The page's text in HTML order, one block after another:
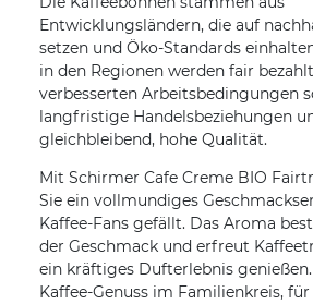
Entwicklungsländern, die auf
setzen und Öko-Standards
in den Regionen werden fair
verbesserten Arbeitsbedingungen
langfristige Handelsbeziehungen
gleichbleibend, hohe Qualität.
Mit Schirmer Cafe Creme BIO
Sie ein vollmundiges
Kaffee-Fans gefällt. Das Aroma
der Geschmack und erfreut
ein kräftiges Dufterlebnis
Kaffee-Genuss im Familienkreis,